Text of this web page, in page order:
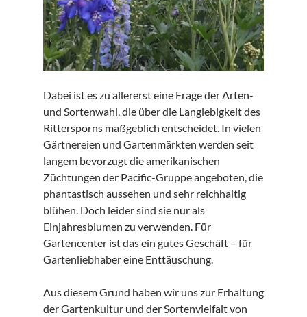
Dabei ist es zu allererst eine Frage der Arten-
und Sortenwahl, die über die Langlebigkeit des
Rittersporns maßgeblich entscheidet. In vielen
Gärtnereien und Gartenmärkten werden seit
langem bevorzugt die amerikanischen
Züchtungen der Pacific-Gruppe angeboten, die
phantastisch aussehen und sehr reichhaltig
blühen. Doch leider sind sie nur als
Einjahresblumen zu verwenden. Für
Gartencenter ist das ein gutes Geschäft – für
Gartenliebhaber eine Enttäuschung.
Aus diesem Grund haben wir uns zur Erhaltung
der Gartenkultur und der Sortenvielfalt von